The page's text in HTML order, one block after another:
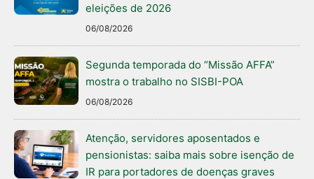
eleições de 2026
06/08/2026
Segunda temporada do “Missão AFFA”
mostra o trabalho no SISBI-POA
06/08/2026
Atenção, servidores aposentados e
pensionistas: saiba mais sobre isenção de
IR para portadores de doenças graves